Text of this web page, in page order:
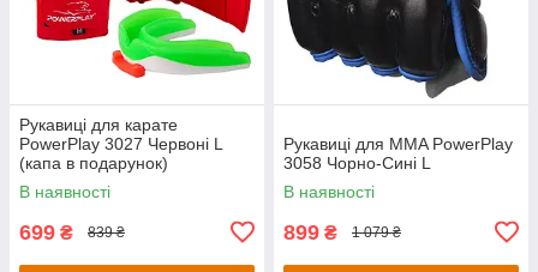
Рукавиці для карате
PowerPlay 3027 Червоні L
(капа в подарунок)
В наявності
699 ₴ 839 ₴
Рукавиці для MMA PowerPlay
3058 Чорно-Сині L
В наявності
899 ₴ 1 079 ₴